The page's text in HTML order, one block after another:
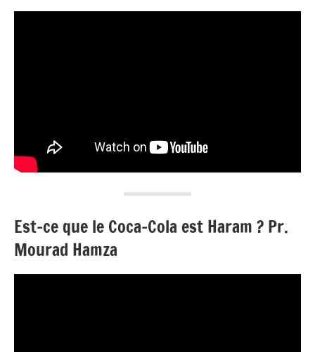
Est-ce que le Coca-Cola est Haram ? Pr.
Mourad Hamza